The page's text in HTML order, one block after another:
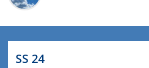
SS 24